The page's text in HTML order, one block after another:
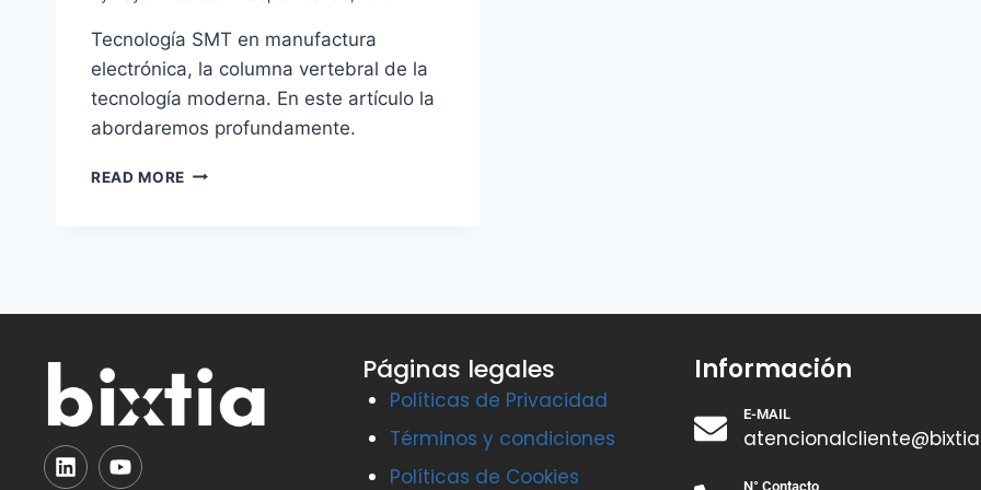
Tecnología SMT en manufactura
electrónica, la columna vertebral de la
tecnología moderna. En este artículo la
abordaremos profundamente.
READ MORE
Páginas legales
Políticas de Privacidad
Términos y condiciones
Políticas de Cookies
Información
E-MAIL
N° Contacto